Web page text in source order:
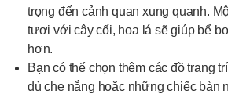
trọng đến cảnh quan xung quanh.
tươi với cây cối, hoa lá sẽ giúp bể
hơn.
Bạn có thể chọn thêm các đồ trang
dù che nắng hoặc những chiếc bàn